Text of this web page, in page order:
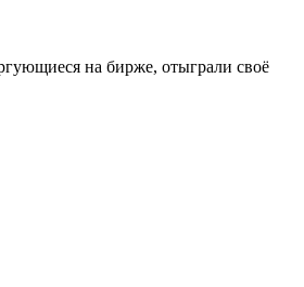
на бирже, отыграли своё